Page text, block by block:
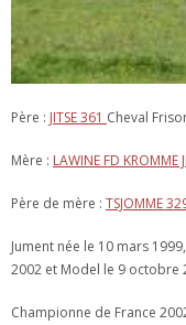
Père : JITSE 361 Cheval
Mère : LAWINE FD KROMME
Père de mère : TSJOMME
Jument née le 10 mars
2002 et Model le 9 octobre
Championne de France